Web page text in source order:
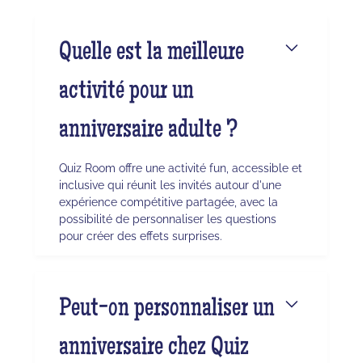
Quelle est la meilleure
activité pour un
anniversaire adulte ?
Quiz Room offre une activité fun, accessible et
inclusive qui réunit les invités autour d'une
expérience compétitive partagée, avec la
possibilité de personnaliser les questions
pour créer des effets surprises.
Peut-on personnaliser un
anniversaire chez Quiz